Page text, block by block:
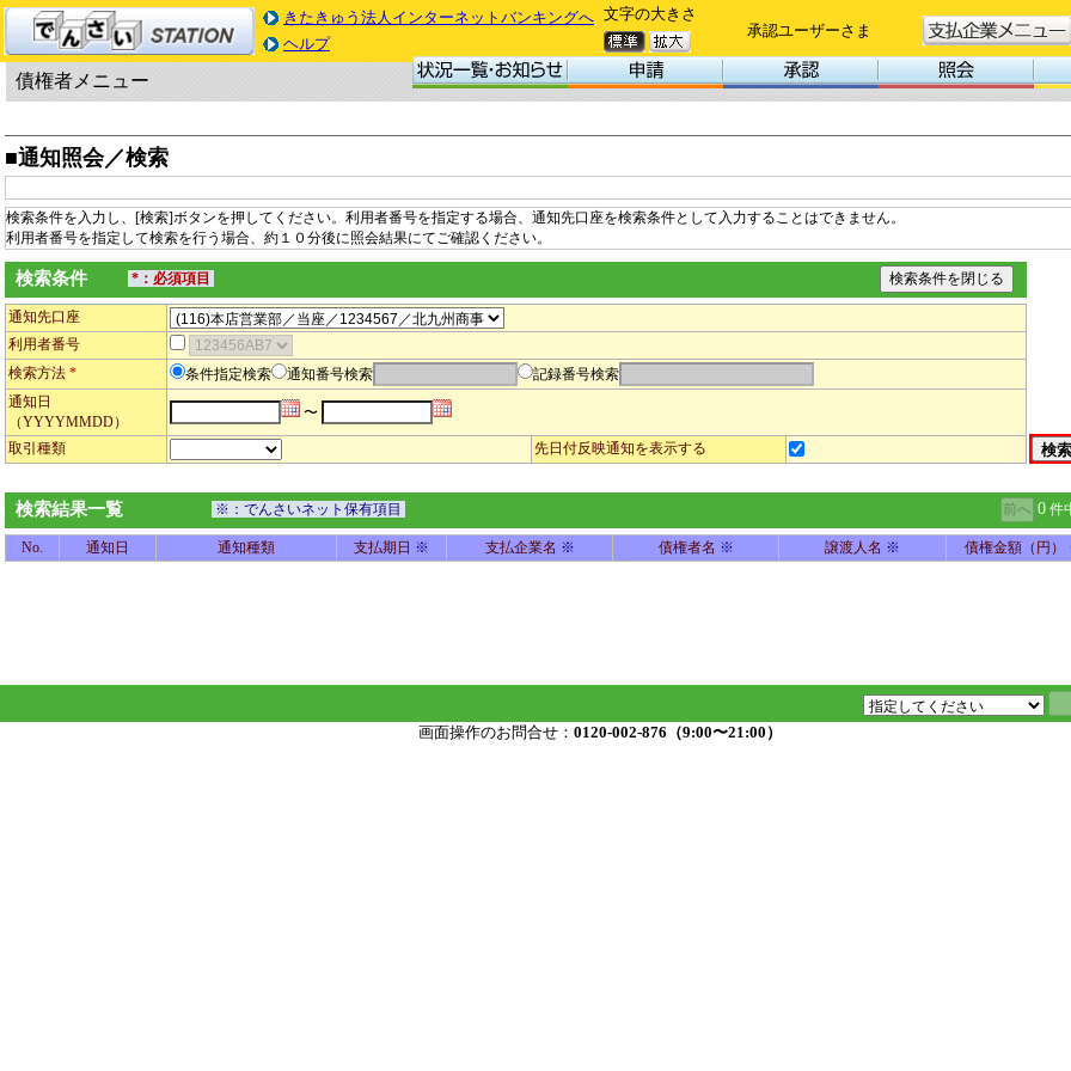
きたきゅう法人インターネットバンキングへ
ヘルプ
文字の大きさ
承認ユーザーさま
債権者メニュー
■通知照会／検索
検索条件を入力し、[検索]ボタンを押してください。利用者番号を指定する場合、通知先口座を検索条件として入力することはできません。
利用者番号を指定して検索を行う場合、約１０分後に照会結果にてご確認ください。
検索条件 *：必須項目
通知先口座
利用者番号
検索方法 * 条件指定検索 通知番号検索
記録番号検索
通知日
（YYYYMMDD）
〜
取引種類 先日付反映通知を表示する
検索結果一覧 ※：でんさいネット保有項目 0 件
No. 通知日 通知種類 支払期日 ※ 支払企業名 ※ 債権者名 ※ 譲渡人名 ※ 債権金額（円）
画面操作のお問合せ： 0120-002-876（9:00〜21:00）